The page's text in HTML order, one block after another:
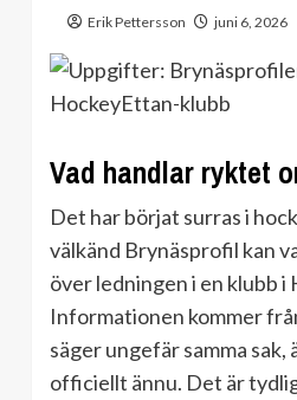
Erik Pettersson juni 6, 2026
Vad handlar ryktet
Det har börjat surras i
välkänd Brynäsprofil kan
över ledningen i en klubb i
Informationen kommer
säger ungefär samma sak,
officiellt ännu. Det är